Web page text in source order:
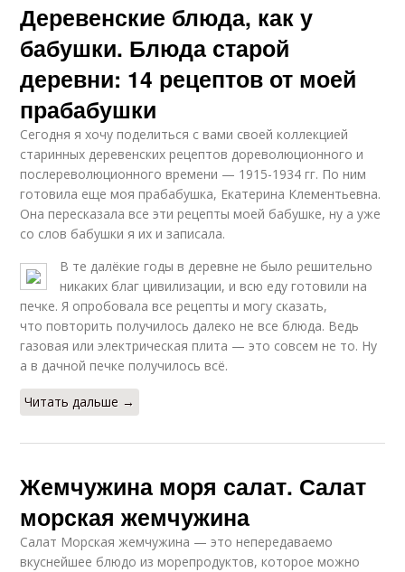
Деревенские блюда, как у
бабушки. Блюда старой
деревни: 14 рецептов от моей
прабабушки
Сегодня я хочу поделиться с вами своей коллекцией
старинных деревенских рецептов дореволюционного и
послереволюционного времени — 1915-1934 гг. По ним
готовила еще моя прабабушка, Екатерина Клементьевна.
Она пересказала все эти рецепты моей бабушке, ну а уже
со слов бабушки я их и записала.
В те далёкие годы в деревне не было решительно
никаких благ цивилизации, и всю еду готовили на
печке. Я опробовала все рецепты и могу сказать,
что повторить получилось далеко не все блюда. Ведь
газовая или электрическая плита — это совсем не то. Ну
а в дачной печке получилось всё.
Читать дальше →
Жемчужина моря салат. Салат
морская жемчужина
Салат Морская жемчужина — это непередаваемо
вкуснейшее блюдо из морепродуктов, которое можно